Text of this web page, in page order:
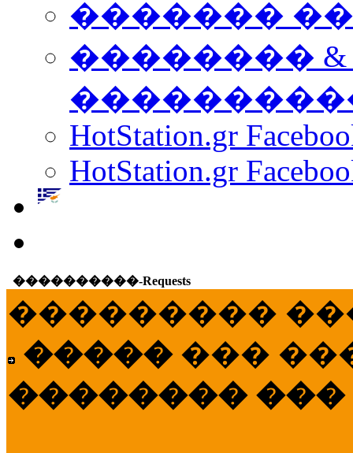
������� ���
��������
HotStation.gr
HotStation.gr
����������-Requests
���������
����� ���
�������� ���